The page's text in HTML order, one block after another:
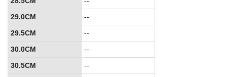
29.0CM
--
29.5CM
--
30.0CM
--
30.5CM
--